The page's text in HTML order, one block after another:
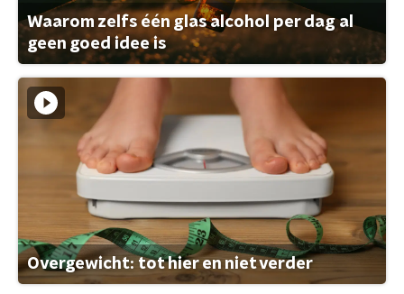
Waarom zelfs één glas alcohol per dag al
geen goed idee is
Overgewicht: tot hier en niet verder